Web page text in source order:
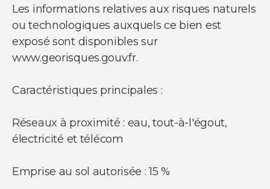
Les informations relatives aux risques naturels
ou technologiques auxquels ce bien est
exposé sont disponibles sur
www.georisques.gouv.fr.
Caractéristiques principales :
Réseaux à proximité : eau, tout-à-l'égout,
électricité et télécom
Emprise au sol autorisée : 15 %
Instagram
Linkedin
Youtube
© Copyright 2021 Ci-immo - Tous droits
réservés